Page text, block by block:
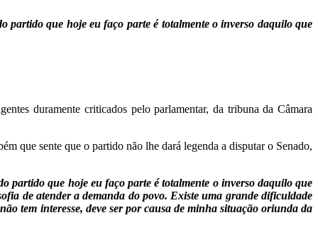
partido que hoje eu faço parte é totalmente o inverso daquilo que
duramente criticados pelo parlamentar, da tribuna da Câmara
que sente que o partido não lhe dará legenda a disputar o Senado,
partido que hoje eu faço parte é totalmente o inverso daquilo que
de atender a demanda do povo. Existe uma grande dificuldade
tem interesse, deve ser por causa de minha situação oriunda da